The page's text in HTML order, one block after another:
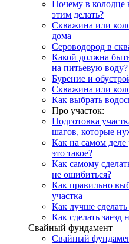
Почему в колодце
этим делать?
Скважина или
дома
Сероводород в
Какой должна
на питьевую воду?
Бурение и
Скважина или
Как выбрать
Про участок:
Подготовка
шагов, которые
Как на самом деле
это такое?
Как самому
не ошибиться?
Как правильно
участка
Как лучше
Как сделать заезд
Свайный фундамент
Свайный